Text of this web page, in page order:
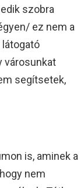
szobra
ez nem a
látogató
városunkat
segítsetek,
is, aminek a
nem